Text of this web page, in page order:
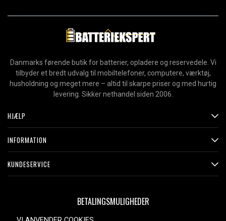
Danmarks førende butik for batterier, opladere og reservedele. Vi
tilbyder et bredt udvalg til mobiltelefoner, computere, værktøj,
husholdning og meget mere – altid til skarpe priser og med hurtig
levering. Sikker nethandel siden 2006.
HJÆLP
INFORMATION
KUNDESERVICE
BETALINGSMULIGHEDER